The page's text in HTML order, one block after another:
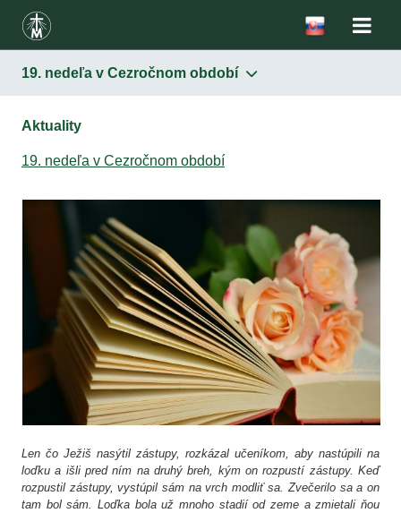
19. nedeľa v Cezročnom období
Aktuality
19. nedeľa v Cezročnom období
Len čo Ježiš nasýtil zástupy, rozkázal učeníkom, aby nastúpili na
loďku a išli pred ním na druhý breh, kým on rozpustí zástupy. Keď
rozpustil zástupy, vystúpil sám na vrch modliť sa. Zvečerilo sa a on
tam bol sám. Loďka bola už mnoho stadií od zeme a zmietali ňou